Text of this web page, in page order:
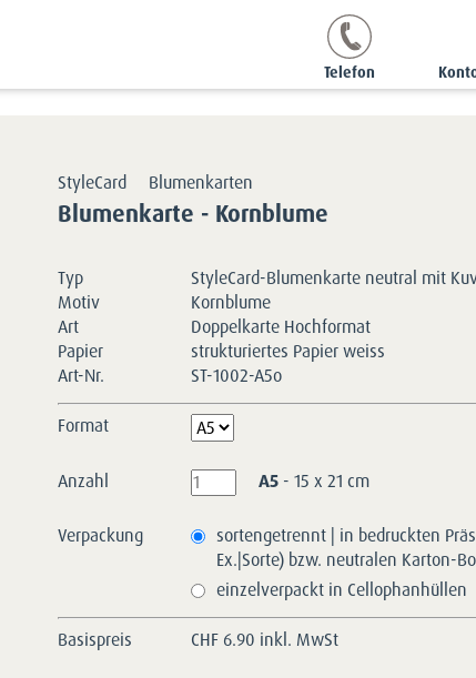
Telefon
StyleCards
StyleCard Blumenkarten
Blumenkarte - Kornblume
Typ
StyleCard-Blumenkarte neutral mit
Motiv
Kornblume
Art
Doppelkarte Hochformat
Papier
strukturiertes Papier weiss
Art-Nr.
ST-1002-A5o
Format
Anzahl A5 - 15 x 21 cm
Verpackung
sortengetrennt | in bedruckten
Ex.|Sorte) bzw. neutralen Karton-
einzelverpackt in Cellophanhüllen
Basispreis CHF6.90 inkl. MwSt